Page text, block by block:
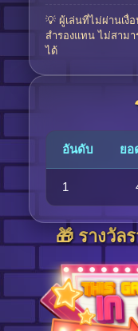
💡 ผู้เล่นที่ไม่ผ่านเงื่
สำรองแทน ไม่สามา
ได้
อันดับ ยอ
1
🎁 รางวัล